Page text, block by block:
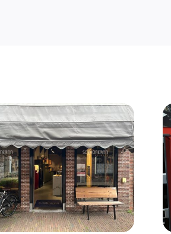
Euroline Logistiek als
keuken
distributiepartner van
Kunnen van der Gragt